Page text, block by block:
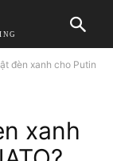
đèn xanh cho Putin
xanh